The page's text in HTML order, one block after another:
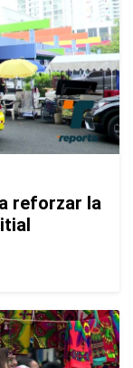
reforzar la